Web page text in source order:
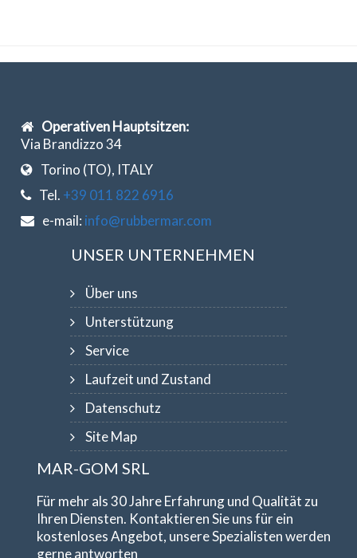
Operativen Hauptsitzen:
Via Brandizzo 34
Torino (TO), ITALY
Tel. +39 011 822 6916
e-mail: info@rubbermar.com
UNSER UNTERNEHMEN
Über uns
Unterstützung
Service
Laufzeit und Zustand
Datenschutz
Site Map
MAR-GOM SRL
Für mehr als 30 Jahre Erfahrung und Qualität zu
Ihren Diensten. Kontaktieren Sie uns für ein
kostenloses Angebot, unsere Spezialisten werden
gerne antworten